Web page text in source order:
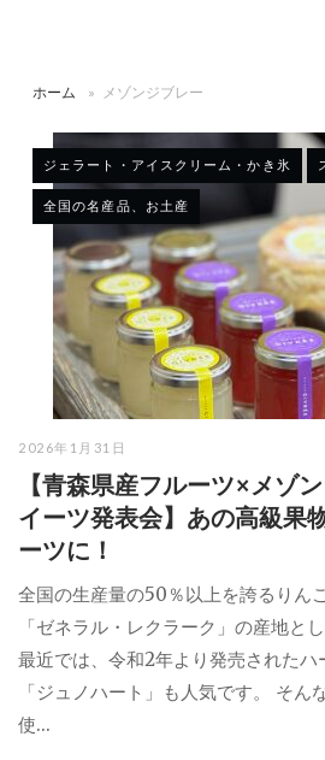
ホーム » メゾンジブレー
ジェラート・アイスクリーム・かき氷
全国の名産品、お土産
2026年1月31日
【青森県産フルーツ×メゾ
イーツ発表会】あの高級果
ーツに！
全国の生産量の50％以上を誇るりん
「ゼネラル・レクラーク」の産地と
最近では、令和2年より発売された
「ジュノハート」も人気です。 そん
使...